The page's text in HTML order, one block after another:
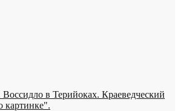
Воссидло в Терийоках. Краеведческий
картинке".